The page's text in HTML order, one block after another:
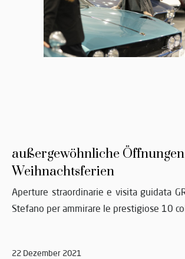
außergewöhnliche
Weihnachtsferien
Aperture straordinarie e visita guidata
Stefano per ammirare le prestigiose 10
22 Dezember 2021